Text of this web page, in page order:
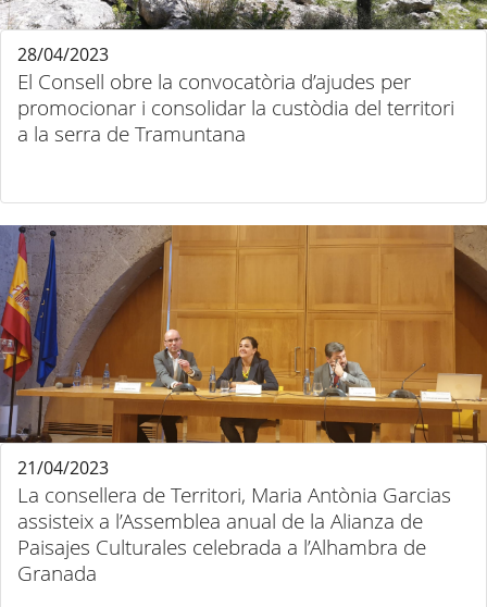
El Consell obre la convocatòria d’ajudes per
promocionar i consolidar la custòdia del territori
a la serra de Tramuntana
28/04/2023
La consellera de Territori, Maria Antònia Garcias
assisteix a l’Assemblea anual de la Alianza de
Paisajes Culturales celebrada a l’Alhambra de
Granada
21/04/2023